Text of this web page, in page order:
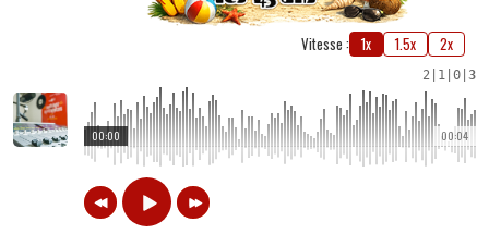
Vitesse : 1x 1.5x 2x
2 1 0 3
00:04
00:00